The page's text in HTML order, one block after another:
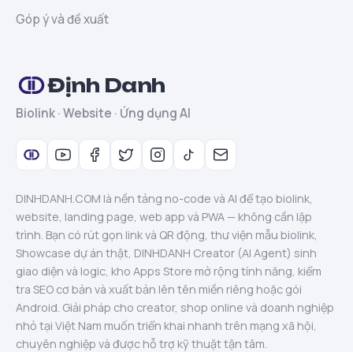
Góp ý và đề xuất
Định Danh
Biolink · Website · Ứng dụng AI
DINHDANH.COM là nền tảng no-code và AI để tạo biolink,
website, landing page, web app và PWA — không cần lập
trình. Bạn có rút gọn link và QR động, thư viện mẫu biolink,
Showcase dự án thật, DINHDANH Creator (AI Agent) sinh
giao diện và logic, kho Apps Store mở rộng tính năng, kiểm
tra SEO cơ bản và xuất bản lên tên miền riêng hoặc gói
Android. Giải pháp cho creator, shop online và doanh nghiệp
nhỏ tại Việt Nam muốn triển khai nhanh trên mạng xã hội,
chuyên nghiệp và được hỗ trợ kỹ thuật tận tâm.